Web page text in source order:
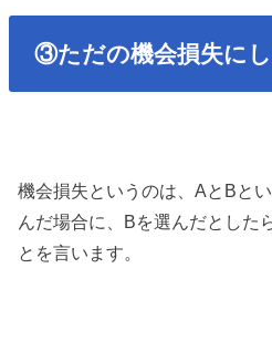
③ただの機会損失に
機会損失というのは、AとBと
んだ場合に、Bを選んだとした
とを言います。